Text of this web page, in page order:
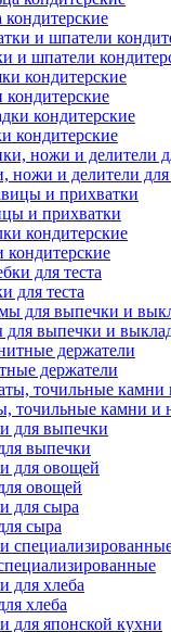
кондитерские
и шпатели
кондитерские
ножи и делители для
и прихватки
кондитерские
для теста
выпечки и
держатели
точильные камни и
выпечки
овощей
сыра
хлеба